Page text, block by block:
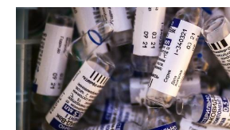
file-
20210422-
14-
17ay3e1.jpeg